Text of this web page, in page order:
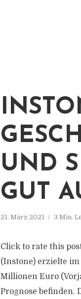
UND
GUT
21. März 2021 3 Min.
Click to rate this
(Instone) erzielte
Millionen Euro
Prognose befinden.